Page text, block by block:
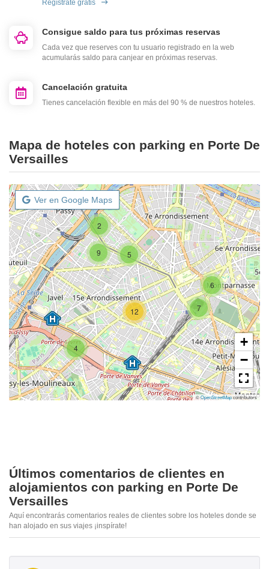
Regístrate gratis
Consigue saldo para tus próximas reservas
Cada vez que reserves con tu usuario registrado en la web
acumularás saldo para canjear en próximas reservas.
Cancelación gratuita
Tienes cancelación flexible en más del 90 % de nuestros hoteles.
Mapa de hoteles con parking en Porte De
Versailles
Ver en Google Maps
4
6
12 7
2
5
9
+
−
©OpenStreetMapcontributors
Últimos comentarios de clientes en
alojamientos con parking en Porte De
Versailles
Aquí encontrarás comentarios reales de clientes sobre los hoteles donde se
han alojado en sus viajes ¡inspírate!